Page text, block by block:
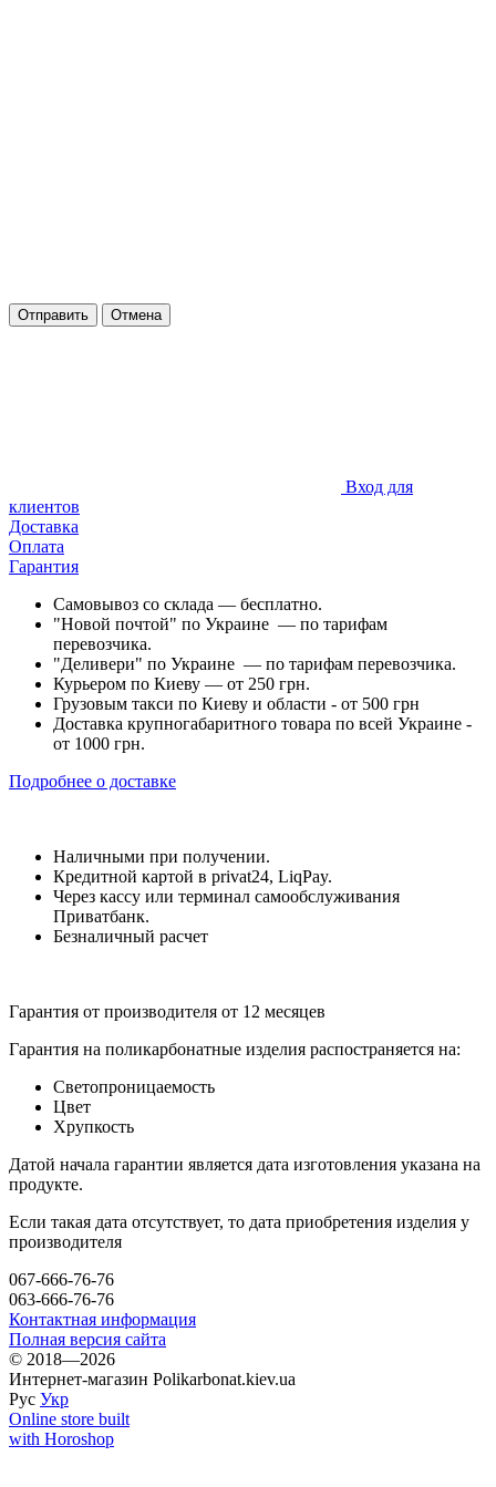
Отправить Отмена
Вход для
клиентов
Доставка
Оплата
Гарантия
Самовывоз со склада — бесплатно.
"Новой почтой" по Украине — по тарифам
перевозчика.
"Деливери" по Украине — по тарифам перевозчика.
Курьером по Киеву — от 250 грн.
Грузовым такси по Киеву и области - от 500 грн
Доставка крупногабаритного товара по всей Украине -
от 1000 грн.
Подробнее о доставке
Наличными при получении.
Кредитной картой в privat24, LiqPay.
Через кассу или терминал самообслуживания
Приватбанк.
Безналичный расчет
Гарантия от производителя от 12 месяцев
Гарантия на поликарбонатные изделия распостраняется на:
Светопроницаемость
Цвет
Хрупкость
Датой начала гарантии является дата изготовления указана на
продукте.
Если такая дата отсутствует, то дата приобретения изделия у
производителя
067-666-76-76
063-666-76-76
Контактная информация
Полная версия сайта
© 2018—2026
Интернет-магазин Polikarbonat.kiev.ua
Рус Укр
Online store built
with Horoshop